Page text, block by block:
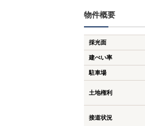
物件概要
採光面
建ぺい率
駐車場
土地権利
接道状況